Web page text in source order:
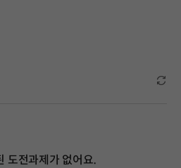
도전과제가 없어요.